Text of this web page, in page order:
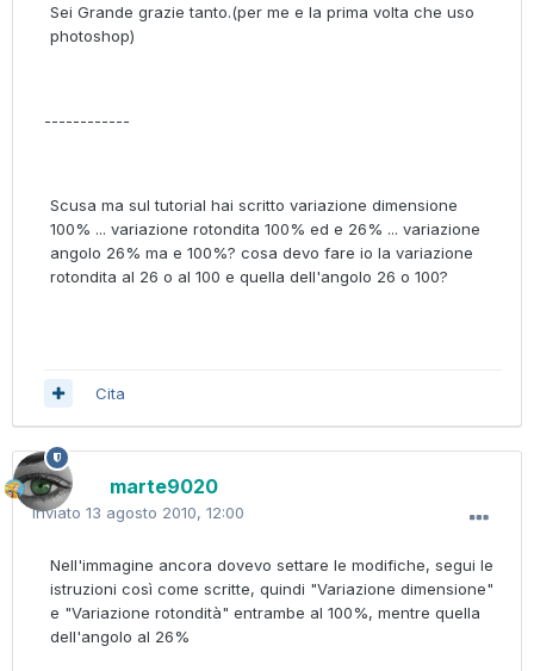
Sei Grande grazie tanto.(per me e la prima volta che uso
photoshop)
------------
Scusa ma sul tutorial hai scritto variazione dimensione
100% ... variazione rotondita 100% ed e 26% ... variazione
angolo 26% ma e 100%? cosa devo fare io la variazione
rotondita al 26 o al 100 e quella dell'angolo 26 o 100?
Cita
marte9020
Inviato 13 agosto 2010, 12:00
Nell'immagine ancora dovevo settare le modifiche, segui le
istruzioni così come scritte, quindi "Variazione dimensione"
e "Variazione rotondità" entrambe al 100%, mentre quella
dell'angolo al 26%